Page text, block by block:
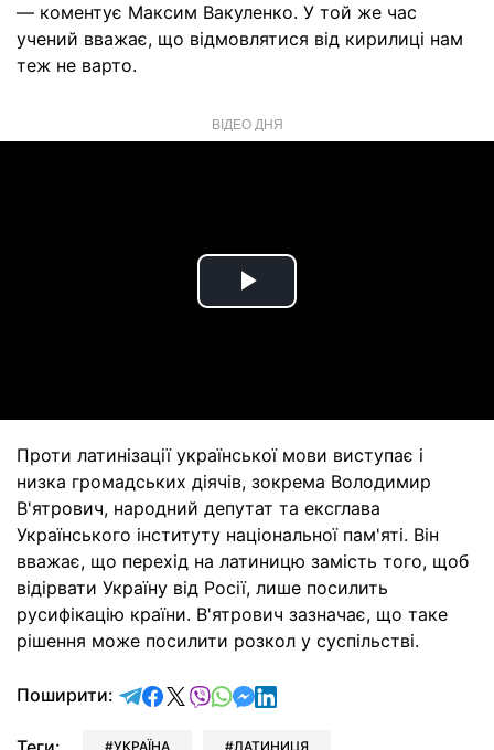
— коментує Максим Вакуленко. У той же час
учений вважає, що відмовлятися від кирилиці нам
теж не варто.
ВІДЕО ДНЯ
Play
Проти латинізації української мови виступає і
низка громадських діячів, зокрема Володимир
В'ятрович, народний депутат та ексглава
Українського інституту національної пам'яті. Він
вважає, що перехід на латиницю замість того, щоб
відірвати Україну від Росії, лише посилить
русифікацію країни. В'ятрович зазначає, що таке
рішення може посилити розкол у суспільстві.
Поширити: відправити у Telegram
поділитись у Facebook
поділитись у X
відправити у Viber
відправити у Whatsapp
відправити у Messenger
відправити у LinkedIn
УКРАЇНА ЛАТИНИЦЯ